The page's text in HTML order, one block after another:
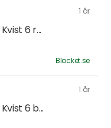
1 år
6 r...
Blocket.se
1 år
6 b...